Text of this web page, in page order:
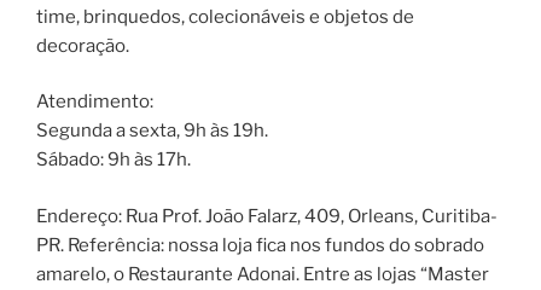
time, brinquedos, colecionáveis e objetos de
decoração.
Atendimento:
Segunda a sexta, 9h às 19h.
Sábado: 9h às 17h.
Endereço: Rua Prof. João Falarz, 409, Orleans, Curitiba-
PR. Referência: nossa loja fica nos fundos do sobrado
amarelo, o Restaurante Adonai. Entre as lojas “Master